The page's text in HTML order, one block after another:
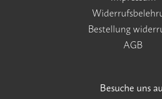
Bestellung
AGB
Besuche uns